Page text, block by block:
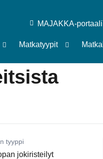
MAJAKKA-portaali
Matkatyypit
tyyppi
jokiristeilyt